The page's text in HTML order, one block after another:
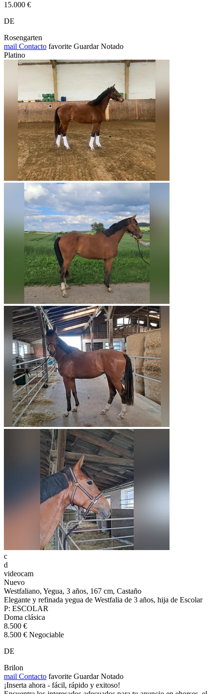
15.000 €
DE
Rosengarten
mail Contacto favorite Guardar Notado
Platino
c
d
videocam
Nuevo
Westfaliano, Yegua, 3 años, 167 cm, Castaño
Elegante y refinada yegua de Westfalia de 3 años, hija de Escolar
P: ESCOLAR
Doma clásica
8.500 €
8.500 € Negociable
DE
Brilon
mail Contacto favorite Guardar Notado
¡Inserta ahora - fácil, rápido y exitoso!